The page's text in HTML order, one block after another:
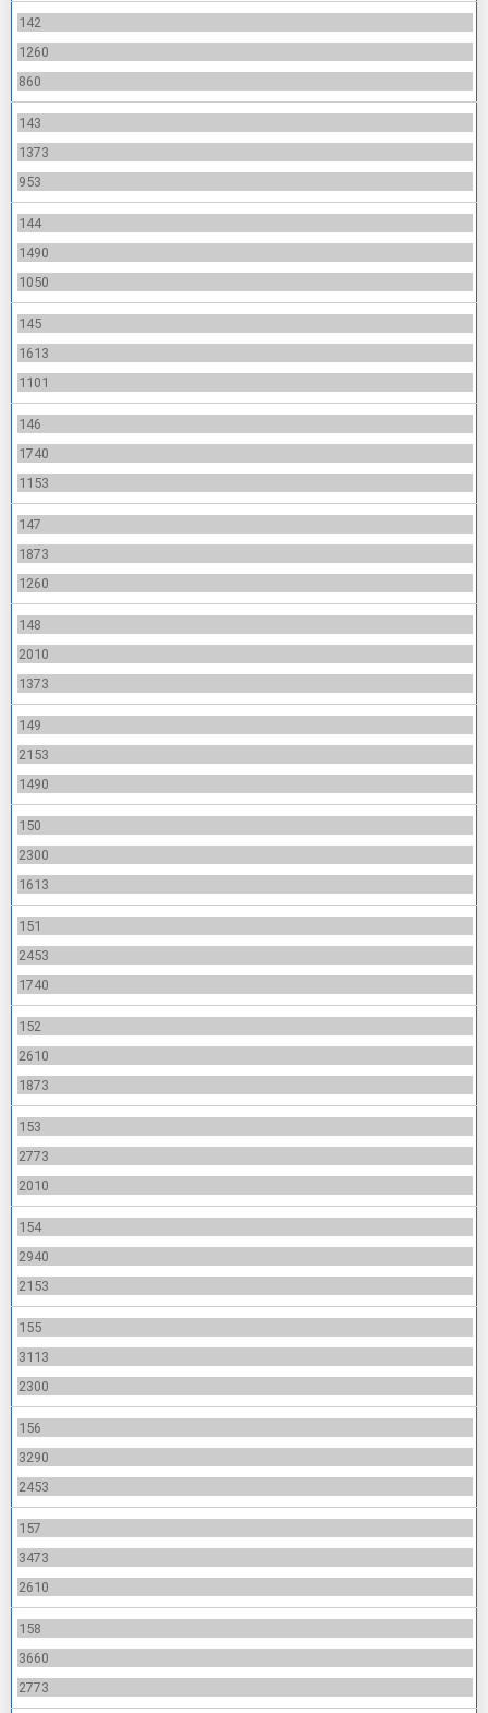
142
1260
860
143
1373
953
144
1490
1050
145
1613
1101
146
1740
1153
147
1873
1260
148
2010
1373
149
2153
1490
150
2300
1613
151
2453
1740
152
2610
1873
153
2773
2010
154
2940
2153
155
3113
2300
156
3290
2453
157
3473
2610
158
3660
2773